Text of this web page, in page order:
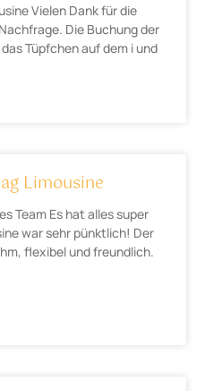
Vielen Dank für die
Die Buchung der
Tüpfchen auf dem i und
Limousine
Team Es hat alles super
war sehr pünktlich! Der
flexibel und freundlich.